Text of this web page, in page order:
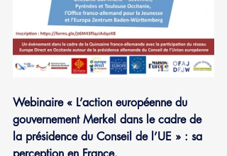
Webinaire « L’action européenne du
gouvernement Merkel dans le cadre de
la présidence du Conseil de l’UE » : sa